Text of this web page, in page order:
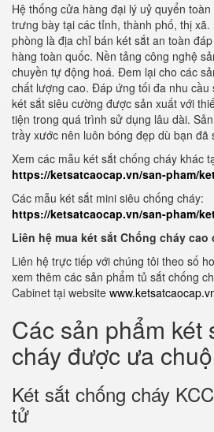
Hệ thống cửa hàng đại lý uỷ quyển
trưng bày tại các tỉnh, thành phố, thị xã.
phòng là địa chỉ bán két sắt an toàn
hàng toàn quốc. Nền tảng công nghệ
chuyền tự động hoá. Đem lại cho các
chất lượng cao. Đáp ứng tối đa nhu cầu
két sắt siêu cường được sản xuất với
tiện trong quá trình sử dụng lâu dài.
trầy xước nên luôn bóng đẹp dù bạn đã
Xem các mẫu két sắt chống cháy khác
https://ketsatcaocap.vn/san-pham/
Các mẫu két sắt mini siêu chống cháy:
https://ketsatcaocap.vn/san-pham/
Liên hệ mua két sắt Chống cháy cao
Liên hệ trực tiếp với chúng tôi theo số
xem thêm các sản phẩm tủ sắt chống
Cabinet tại website
Các sản phẩm két
cháy được ưa
Két sắt chống cháy
tử